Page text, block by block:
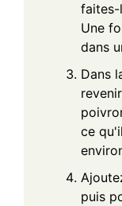
faites-
Une
dans
Dans
ce
puis